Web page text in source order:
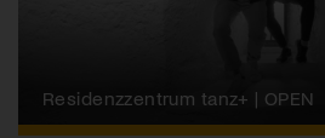
Migros-Kulturprozent |
Residenzzentrum tanz+ | OPEN
Tanzszene Schweiz